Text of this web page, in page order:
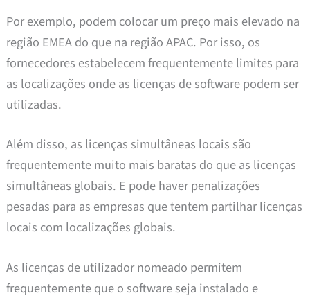
Por exemplo, podem colocar um preço mais elevado na
região EMEA do que na região APAC. Por isso, os
fornecedores estabelecem frequentemente limites para
as localizações onde as licenças de software podem ser
utilizadas.
Além disso, as licenças simultâneas locais são
frequentemente muito mais baratas do que as licenças
simultâneas globais. E pode haver penalizações
pesadas para as empresas que tentem partilhar licenças
locais com localizações globais.
As licenças de utilizador nomeado permitem
frequentemente que o software seja instalado e